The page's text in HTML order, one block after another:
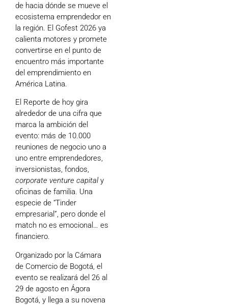
de hacia dónde se mueve el
ecosistema emprendedor en
la región. El Gofest 2026 ya
calienta motores y promete
convertirse en el punto de
encuentro más importante
del emprendimiento en
América Latina.
El Reporte de hoy gira
alrededor de una cifra que
marca la ambición del
evento: más de 10.000
reuniones de negocio uno a
uno entre emprendedores,
inversionistas, fondos,
corporate venture capitaly
oficinas de familia. Una
especie de “Tinder
empresarial”, pero donde el
match no es emocional… es
financiero.
Organizado por la Cámara
de Comercio de Bogotá, el
evento se realizará del 26 al
29 de agosto en Ágora
Bogotá, y llega a su novena